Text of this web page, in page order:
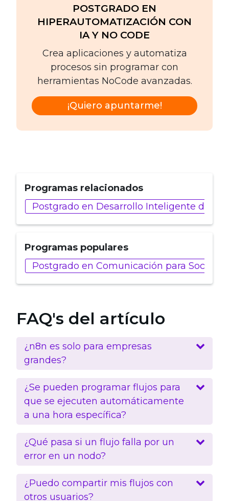
POSTGRADO EN
HIPERAUTOMATIZACIÓN CON
IA Y NO CODE
Crea aplicaciones y automatiza
procesos sin programar con
herramientas NoCode avanzadas.
¡Quiero apuntarme!
Programas relacionados
Postgrado en Desarrollo Inteligente de
Programas populares
Postgrado en Comunicación para Social
FAQ's del artículo
¿n8n es solo para empresas
grandes?
¿Se pueden programar flujos para
que se ejecuten automáticamente
a una hora específica?
¿Qué pasa si un flujo falla por un
error en un nodo?
¿Puedo compartir mis flujos con
otros usuarios?